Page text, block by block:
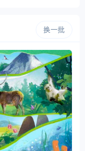
换一批